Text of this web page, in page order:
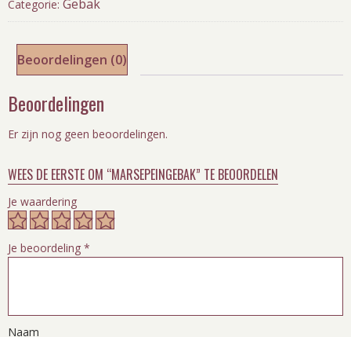
Categorie: Gebak
Beoordelingen (0)
Beoordelingen
Er zijn nog geen beoordelingen.
WEES DE EERSTE OM “MARSEPEINGEBAK” TE BEOORDELEN
Je waardering
Je beoordeling *
Naam